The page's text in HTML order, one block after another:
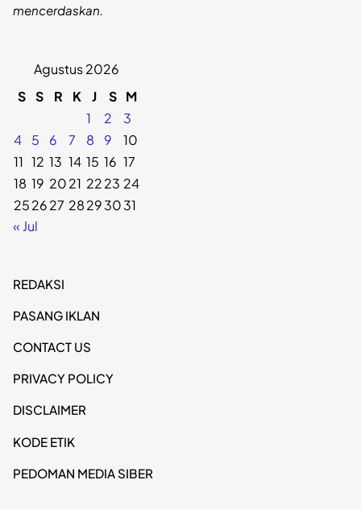
mencerdaskan.
Agustus 2026
S S R K J S M
1
2
3
4
5 6 7 8 9
10
11 12 13 14 15 16 17
18 19 2021 2223 24
252627 28293031
« Jul
REDAKSI
PASANG IKLAN
CONTACT US
PRIVACY POLICY
DISCLAIMER
KODE ETIK
PEDOMAN MEDIA SIBER